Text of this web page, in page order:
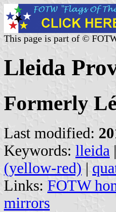
This page is part of ©
Lleida
Formerly
Last modified:
Keywords: lleida |
(yellow-red) |
Links: FOTW
mirrors